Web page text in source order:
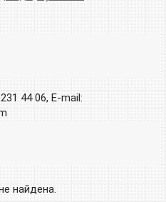
44 06, E-mail:
найдена.